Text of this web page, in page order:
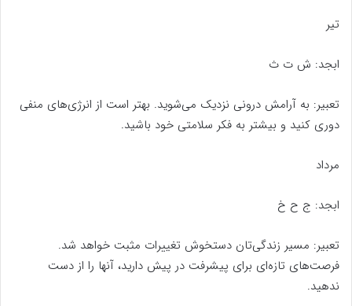
تیر
ابجد: ش ت ث
تعبیر: به آرامش درونی نزدیک می‌شوید. بهتر است از انرژی‌های منفی
دوری کنید و بیشتر به فکر سلامتی خود باشید.
مرداد
ابجد: ج ح خ
تعبیر: مسیر زندگی‌تان دستخوش تغییرات مثبت خواهد شد.
فرصت‌های تازه‌ای برای پیشرفت در پیش دارید، آنها را از دست
ندهید.